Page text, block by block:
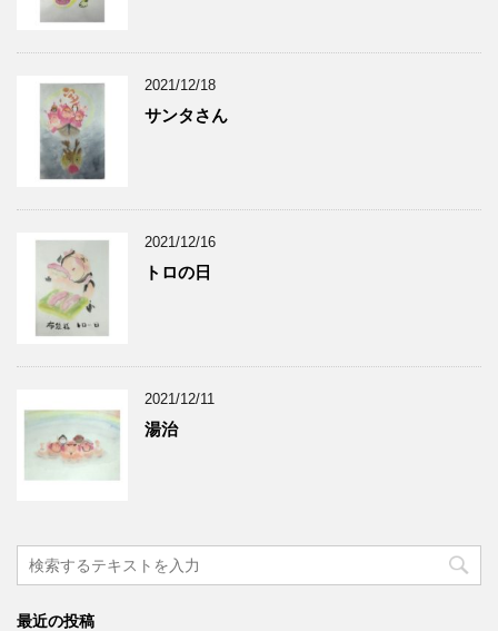
2021/12/18
サンタさん
2021/12/16
トロの日
2021/12/11
湯治
最近の投稿